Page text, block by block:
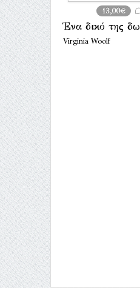
13,00€
Ένα δικό της
Virginia Woolf